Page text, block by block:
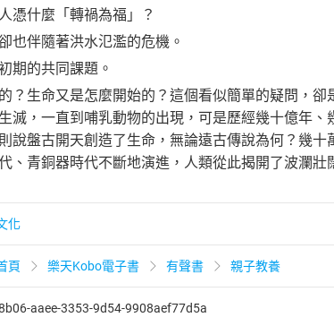
什麼「轉禍為福」？
伴隨著洪水氾濫的危機。
的共同課題。
生命又是怎麼開始的？這個看似簡單的疑問，卻
滅，一直到哺乳動物的出現，可是歷經幾十億年
說盤古開天創造了生命，無論遠古傳說為何？幾
、青銅器時代不斷地演進，人類從此揭開了波瀾
化
頁 樂天Kobo電子書 有聲書 親子教養
aaee-3353-9d54-9908aef77d5a